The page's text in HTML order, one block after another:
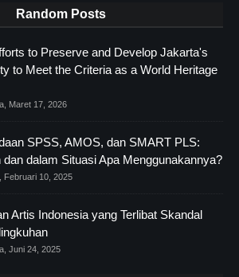
Random Posts
to Preserve and Develop Jakarta's
to Meet the Criteria as a World Heritage
Maret 17, 2026
SPSS, AMOS, dan SMART PLS:
dan dalam Situasi Apa Menggunakannya?
Februari 10, 2025
Artis Indonesia yang Terlibat Skandal
Juni 24, 2025